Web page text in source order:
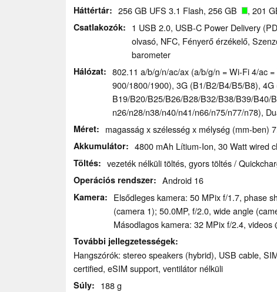
Háttértár 256 GB UFS 3.1 Flash, 256 GB , 201
Csatlakozók
1 USB 2.0, USB-C Power Delivery
olvasó, NFC, Fényerő érzékelő,
barometer
Hálózat
802.11 a/b/g/n/ac/ax (a/b/g/n = Wi-Fi 4/ac
900/​1800/​1900), 3G (B1/​B2/​B4/​B5/​B8),
B19/​B20/​B25/​B26/​B28/​B32/​B38/​B39/​B40/​
n26/​n28/​n38/​n40/​n41/​n66/​n75/​n77/​n78),
Méret magasság x szélesség x mélység (mm-ben)
Akkumulátor 4800 mAh Lítium-Ion, 30 Watt wired
Töltés vezeték nélküli töltés, gyors töltés /
Operációs rendszer Android 16
Kamera
Elsődleges kamera: 50 MPix f/​1.7, phase
(camera 1); 50.0MP, f/​2.0, wide angle
Másodlagos kamera: 32 MPix f/​2.4, videos
További jellegzetességek
Hangszórók: stereo speakers (hybrid), USB cable,
certified, eSIM support, ventilátor nélküli
Súly 188 g